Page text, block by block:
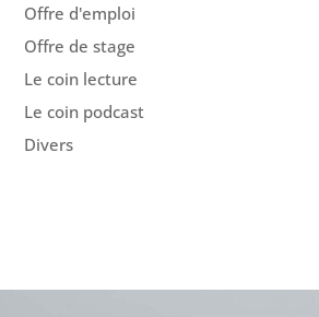
Offre d'emploi
Offre de stage
Le coin lecture
Le coin podcast
Divers